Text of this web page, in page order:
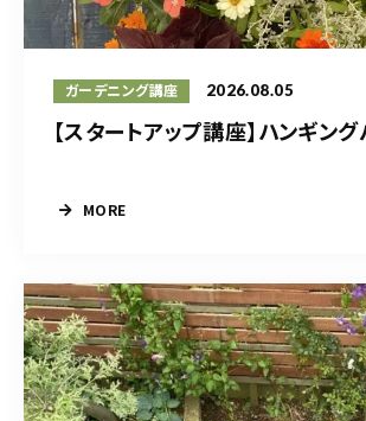
ガーデニング講座 2026.08.05
【スタートアップ講座】ハンギン
MORE